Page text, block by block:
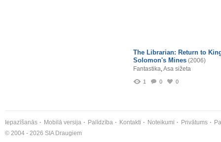
The Librarian: Return to
Solomon's Mines (2006)
Fantastika,Asa sižeta
1 0 0
Iepazīšanās Mobilā versija Palīdzība Kontakti Noteikumi Privātums
© 2004 - 2026 SIA Draugiem